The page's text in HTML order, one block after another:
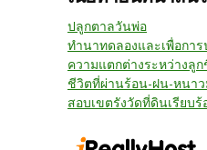
ปลูกตาลวันพ่อ
ทำนาทดลองและเพื่อกา
ความแตกต่างระหว่างลู
ชีวิตที่ผ่านร้อน-ฝน-หนา
สอบเขตรังวัดที่ดินเรียบร้